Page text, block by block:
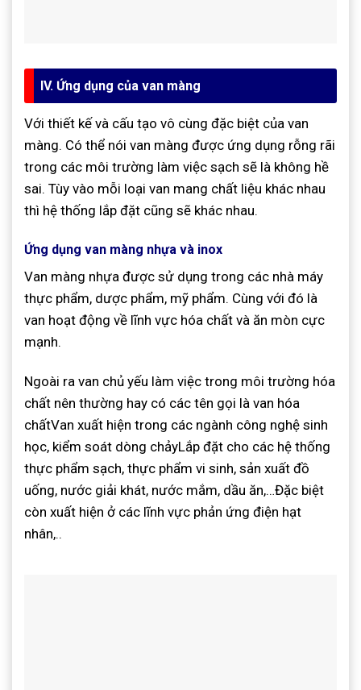
IV. Ứng dụng của van màng
Với thiết kế và cấu tạo vô cùng đặc biệt của van
màng. Có thể nói van màng được ứng dụng rỗng rãi
trong các môi trường làm việc sạch sẽ là không hề
sai. Tùy vào mỗi loại van mang chất liệu khác nhau
thì hệ thống lắp đặt cũng sẽ khác nhau.
Ứng dụng van màng nhựa và inox
Van màng nhựa được sử dụng trong các nhà máy
thực phẩm, dược phẩm, mỹ phẩm. Cùng với đó là
van hoạt động về lĩnh vực hóa chất và ăn mòn cực
mạnh.
Ngoài ra van chủ yếu làm việc trong môi trường hóa
chất nên thường hay có các tên gọi là van hóa
chấtVan xuất hiện trong các ngành công nghệ sinh
học, kiểm soát dòng chảyLắp đặt cho các hệ thống
thực phẩm sạch, thực phẩm vi sinh, sản xuất đồ
uống, nước giải khát, nước mắm, dầu ăn,…Đặc biệt
còn xuất hiện ở các lĩnh vực phản ứng điện hạt
nhân,..